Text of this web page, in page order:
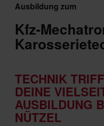
Ausbildung zum
Kfz-
TECHNIK
DEINE
AUSBILDUNG
NÜTZEL